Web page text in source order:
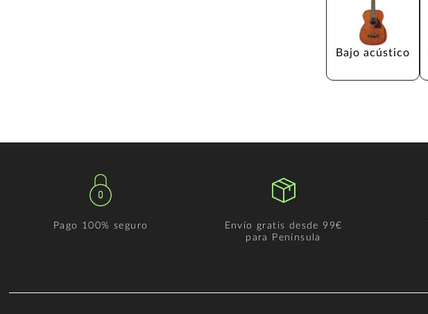
Bajo acústico
Pago 100% seguro
Envío gratis desde 99€
para Península